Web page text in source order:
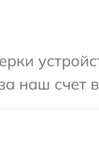
наш счет